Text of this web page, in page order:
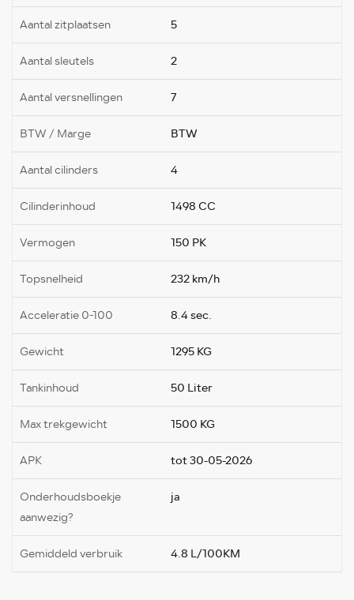
Aantal zitplaatsen 5
Aantal sleutels 2
Aantal versnellingen 7
BTW / Marge BTW
Aantal cilinders 4
Cilinderinhoud 1498 CC
Vermogen 150 PK
Topsnelheid 232 km/h
Acceleratie 0-100 8.4 sec.
Gewicht 1295 KG
Tankinhoud 50 Liter
Max trekgewicht 1500 KG
APK tot 30-05-2026
Onderhoudsboekje
aanwezig?
ja
Gemiddeld verbruik 4.8 L/100KM